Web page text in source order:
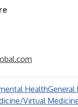
HealthGeneral
Virtual